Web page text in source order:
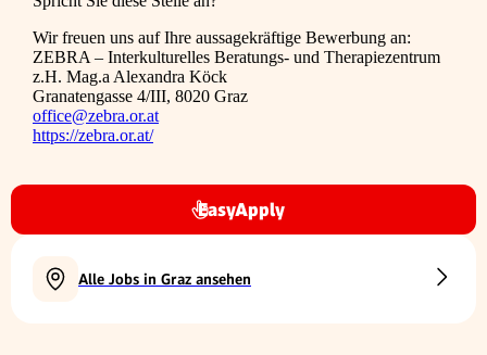
Wir freuen uns auf Ihre aussagekräftige Bewerbung an:
ZEBRA – Interkulturelles Beratungs- und Therapiezentrum
z.H. Mag.a Alexandra Köck
Granatengasse 4/III, 8020 Graz
office@zebra.or.at
https://zebra.or.at/
EasyApply
Alle Jobs in Graz ansehen